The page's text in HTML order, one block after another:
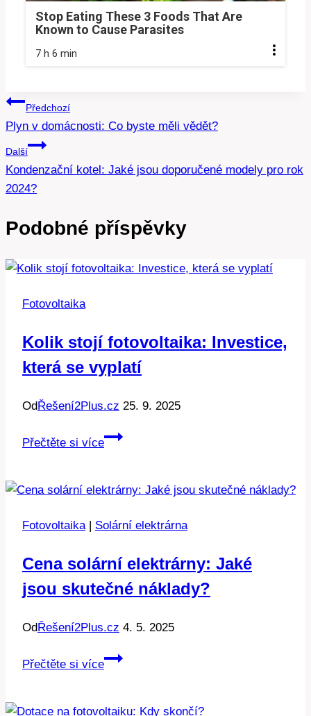
Stop Eating These 3 Foods That Are
Known to Cause Parasites
7 h 6 min
Navigace
pro
příspěvek
Předchozí
Plyn v domácnosti: Co byste měli vědět?
Další
Kondenzační kotel: Jaké jsou doporučené modely pro rok
2024?
Podobné příspěvky
Fotovoltaika
Kolik stojí fotovoltaika: Investice,
která se vyplatí
OdŘešení2Plus.cz 25. 9. 2025
Přečtěte si více
Kolik
Investice,
se
Fotovoltaika| Solární elektrárna
Cena solární elektrárny: Jaké
jsou skutečné náklady?
OdŘešení2Plus.cz 4. 5. 2025
Přečtěte si více
Cena